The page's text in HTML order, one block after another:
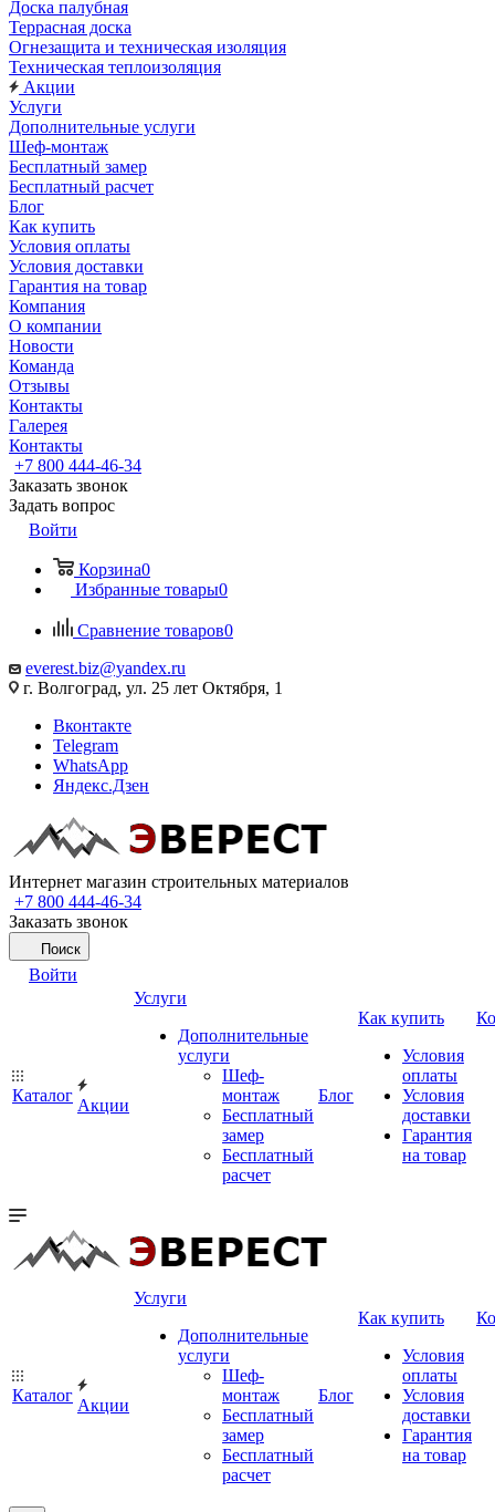
Доска палубная
Террасная доска
Огнезащита и техническая изоляция
Техническая теплоизоляция
Акции
Услуги
Дополнительные услуги
Шеф-монтаж
Бесплатный замер
Бесплатный расчет
Блог
Как купить
Условия оплаты
Условия доставки
Гарантия на товар
Компания
О компании
Новости
Команда
Отзывы
Контакты
Галерея
Контакты
+7 800 444-46-34
Заказать звонок
Задать вопрос
Войти
Корзина0
Избранные товары0
Сравнение товаров0
everest.biz@yandex.ru
г. Волгоград, ул. 25 лет Октября, 1
Вконтакте
Telegram
WhatsApp
Яндекс.Дзен
Интернет магазин строительных материалов
+7 800 444-46-34
Заказать звонок
Поиск
Войти
Каталог
Акции
Услуги
Дополнительные
услуги
Шеф-
монтаж
Бесплатный
замер
Бесплатный
расчет
Блог
Как купить
Условия
оплаты
Условия
доставки
Гарантия
на товар
Каталог
Акции
Услуги
Дополнительные
услуги
Шеф-
монтаж
Бесплатный
замер
Бесплатный
расчет
Блог
Как купить
Условия
оплаты
Условия
доставки
Гарантия
на товар